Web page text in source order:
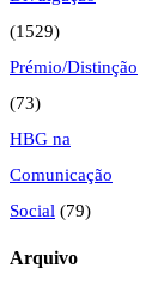
(1529)
Prémio/Distinção
(73)
HBG na
Comunicação
Social (79)
Arquivo